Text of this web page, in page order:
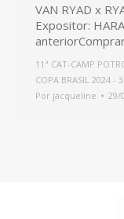
VAN RYAD x
Expositor:
11ª CAT-CAMP
COPA BRASIL 2024 -
Por jacqueline 29/